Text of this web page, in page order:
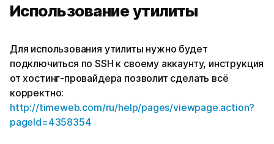
Использование утилиты
Для использования утилиты нужно будет
подключиться по SSH к своему аккаунту, инструкция
от хостинг-провайдера позволит сделать всё
корректно:
http://timeweb.com/ru/help/pages/viewpage.action?
pageId=4358354